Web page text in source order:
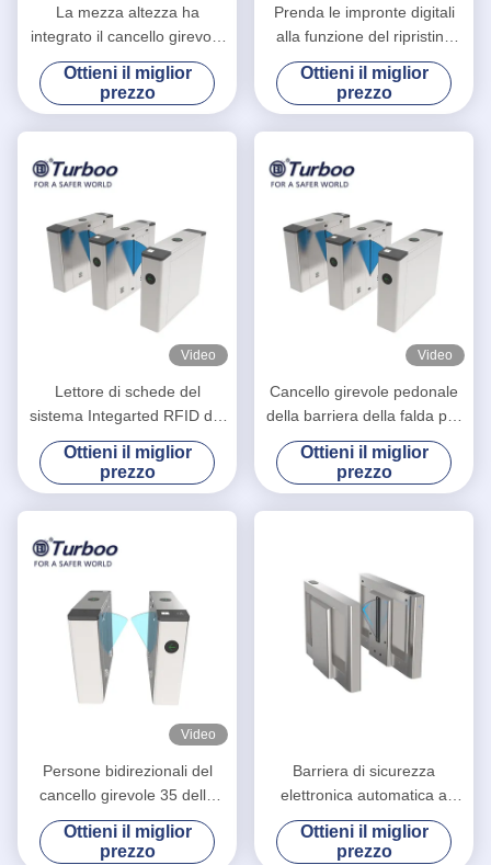
La mezza altezza ha
integrato il cancello girevole
automatico della barriera
della falda con il
riconoscimento di fronte
Ottieni il miglior
prezzo
Prenda le impronte digitali
alla funzione del ripristino
automatico dei sistemi di
barriera del portone/entrata
della barriera della falda
Ottieni il miglior
prezzo
Video
Lettore di schede del
sistema Integarted RFID del
controllo di accesso del
portone della barriera della
falda ed analizzatore di QR
Ottieni il miglior
prezzo
Video
Cancello girevole pedonale
della barriera della falda per
gestione della sicurezza
dell'interno ed all'aperto
Ottieni il miglior
prezzo
Video
Persone bidirezionali del
cancello girevole 35 della
barriera della falda/velocità
minima di transito
Ottieni il miglior
prezzo
Barriera di sicurezza
elettronica automatica a
battente per scuole e stadi
ES2216
Ottieni il miglior
prezzo